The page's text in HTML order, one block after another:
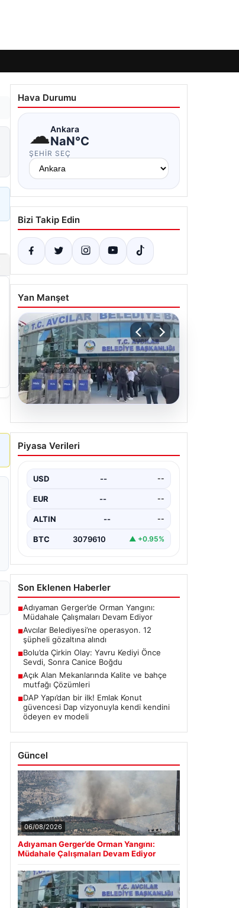
Hava Durumu
☁Ankara
NaN°C
ŞEHIR SEÇ
Bizi Takip Edin
Yan Manşet
Avcılar Belediyesi’ne
operasyon. 12 şüpheli
Piyasa Verileri
USD -- --
EUR -- --
ALTIN -- --
BTC 3079610 ▲ +0.95%
Son Eklenen Haberler
■Adıyaman Gerger’de Orman Yangını:
Müdahale Çalışmaları Devam Ediyor
■Avcılar Belediyesi’ne operasyon. 12
şüpheli gözaltına alındı
■Bolu’da Çirkin Olay: Yavru Kediyi Önce
Sevdi, Sonra Canice Boğdu
■Açık Alan Mekanlarında Kalite ve bahçe
mutfağı Çözümleri
■DAP Yapı’dan bir ilk! Emlak Konut
güvencesi Dap vizyonuyla kendi kendini
ödeyen ev modeli
Güncel
06/08/2026
Adıyaman Gerger’de Orman Yangını:
Müdahale Çalışmaları Devam Ediyor